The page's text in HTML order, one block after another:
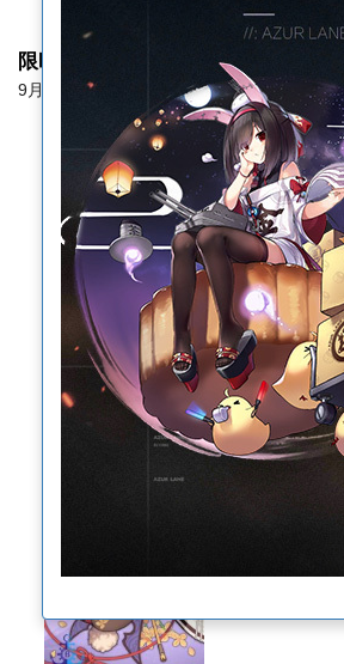
限时打折
9月11日维护后~9月25日23:59，限时九折。
宁海-「月宫玉兔」